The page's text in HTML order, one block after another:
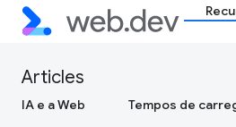
Articles
IA e a Web Tempos de
Hospede com segurança
aplicativos da Web modernos